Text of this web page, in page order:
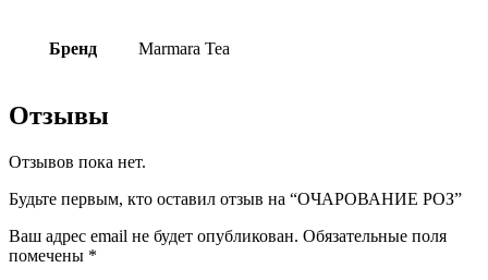
Бренд Marmara Tea
Отзывы
Отзывов пока нет.
Будьте первым, кто оставил отзыв на “ОЧАРОВАНИЕ РОЗ”
Ваш адрес email не будет опубликован. Обязательные поля
помечены *